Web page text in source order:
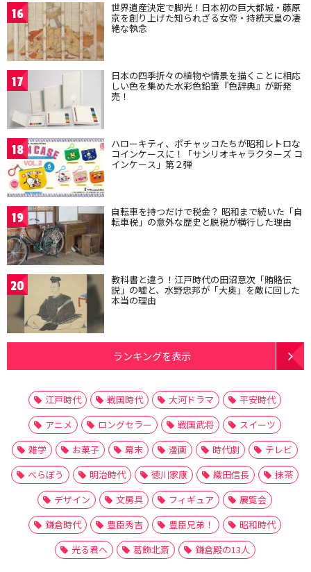
16 世界遺産決定で脚光！日本初の巨大都城・藤原
京を創り上げた知られざる女帝・持統天皇の凄
絶な執念
17 日本の四季折々の植物や情景を描くことに相応
しい色を集めた水彩色鉛筆『色辞典』が新発
売！
18 ハローキティ、ポチャッコたちが昭和レトロな
コインケースに！「サンリオキャラクターズ コ
インケース」第２弾
19 自転車を持つだけで税金？ 昭和まで続いた「自
転車税」の意外な歴史と脱税が横行した理由
20 教科書と違う！江戸時代の田沼意次「賄賂伝
説」の嘘と、水野忠邦が「大奥」を敵に回した
本当の理由
ランキングを表示
江戸時代 戦国時代 大河ドラマ
平安時代
アニメ
ロングセラー 戦国武将
スイーツ
雑学
お菓子 幕末 漫画 時代劇
テレビ
べらぼう
明治時代 徳川家康 織田信長
抹茶
デザイン
文房具 フィギュア
展覧会
鎌倉時代
豊臣秀吉 豊臣兄弟！
昭和時代
光る君へ
葛飾北斎 鎌倉殿の13人